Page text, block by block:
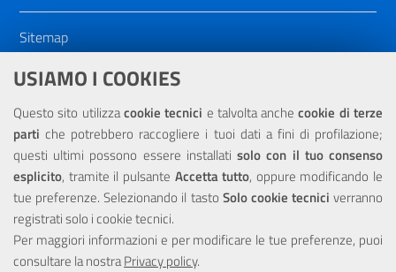
USIAMO I COOKIES
Questo sito utilizzacookie tecnici e talvolta anchecookie di terze
parti che potrebbero raccogliere i tuoi dati a fini di profilazione;
questi ultimi possono essere installatisolo con il tuo consenso
esplicito, tramite il pulsante Accetta tutto, oppure modificando le
tue preferenze. Selezionando il tasto Solo cookie tecnici verranno
registrati solo i cookie tecnici.
Per maggiori informazioni e per modificare le tue preferenze, puoi
consultare la nostraPrivacy policy.
Sitemap
Dichiarazione di accessibilità
NOTE LEGALI
Privacy
Portale realizzato con la partecipazione finanziaria dell'Unione
Europea tramite i fondi del POR Sicilia 2000/2006 Misura 6.05 -